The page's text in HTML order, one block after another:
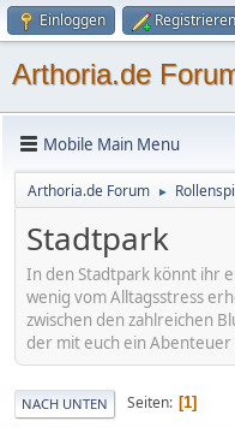
Einloggen Registrieren
Arthoria.de
Mobile Main Menu
Arthoria.de Forum ►
Stadtpark
In den Stadtpark könnt ihr
wenig vom Alltagsstress
zwischen den zahlreichen
der mit euch ein
NACH UNTEN Seiten 1